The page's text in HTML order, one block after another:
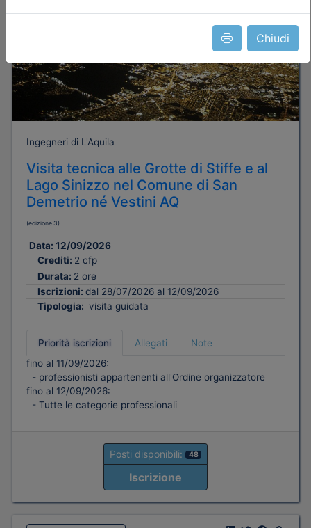
Chiudi
Gratuito
Ingegneri di L'Aquila
Visita tecnica alle Grotte di Stiffe e al
Lago Sinizzo nel Comune di San
Demetrio né Vestini AQ
(edizione 3)
Data: 12/09/2026
Crediti: 2 cfp
Durata: 2 ore
Iscrizioni: dal 28/07/2026 al 12/09/2026
Tipologia: visita guidata
Priorità iscrizioni Allegati
Note
fino al 11/09/2026:
- professionisti appartenenti all'Ordine organizzatore
fino al 12/09/2026:
- Tutte le categorie professionali
Posti disponibili: 48
Iscrizione